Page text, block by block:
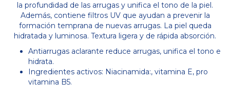
la profundidad de las arrugas y unifica el tono de la piel.
Además, contiene filtros UV que ayudan a prevenir la
formación temprana de nuevas arrugas. La piel queda
hidratada y luminosa. Textura ligera y de rápida absorción.
Antiarrugas aclarante reduce arrugas, unifica el tono e
hidrata.
Ingredientes activos: Niacinamida:, vitamina E, pro
vitamina B5.